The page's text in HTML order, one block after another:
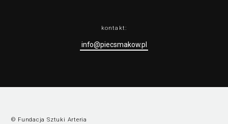
kontakt:
info@piecsmakow.pl
© Fundacja Sztuki Arteria